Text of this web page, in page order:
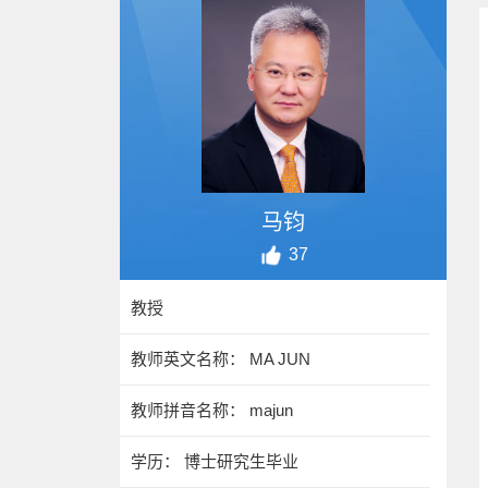
马钧
37
教授
教师英文名称： MA JUN
教师拼音名称： majun
学历： 博士研究生毕业